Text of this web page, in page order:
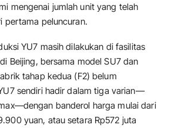
mengenai jumlah unit yang telah
pertama peluncuran.
YU7 masih dilakukan di fasilitas
Beijing, bersama model SU7 dan
tahap kedua (F2) belum
sendiri hadir dalam tiga varian—
banderol harga mulai dari
yuan, atau setara Rp572 juta